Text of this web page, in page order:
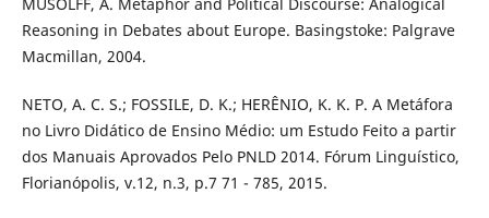
Reasoning in Debates about Europe. Basingstoke: Palgrave
Macmillan, 2004.
NETO, A. C. S.; FOSSILE, D. K.; HERÊNIO, K. K. P. A Metáfora
no Livro Didático de Ensino Médio: um Estudo Feito a partir
dos Manuais Aprovados Pelo PNLD 2014. Fórum Linguístico,
Florianópolis, v.12, n.3, p.7 71 - 785, 2015.